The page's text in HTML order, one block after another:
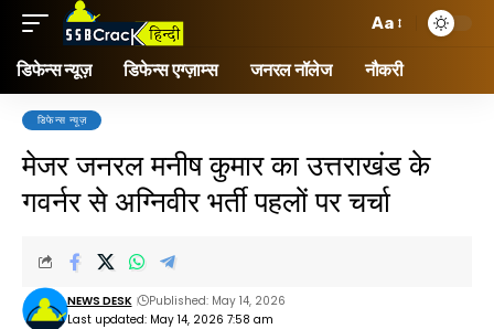
Aa
डिफेन्स न्यूज़ डिफेन्स एग्ज़ाम्स जनरल नॉलेज नौकरी
डिफेन्स न्यूज़
मेजर जनरल मनीष कुमार का उत्तराखंड के
गवर्नर से अग्निवीर भर्ती पहलों पर चर्चा
Last updated: May 14, 2026 7:58 am
NEWS DESK Published: May 14, 2026